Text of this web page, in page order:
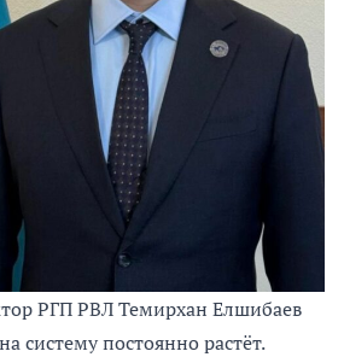
РГП РВЛ Темирхан Елшибаев
систему постоянно растёт.